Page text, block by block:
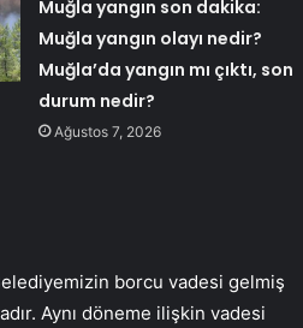
Muğla yangın son dakika:
Muğla yangın olayı nedir?
Muğla’da yangın mı çıktı, son
durum nedir?
Ağustos 7, 2026
borcu vadesi gelmiş
Aynı döneme ilişkin vadesi